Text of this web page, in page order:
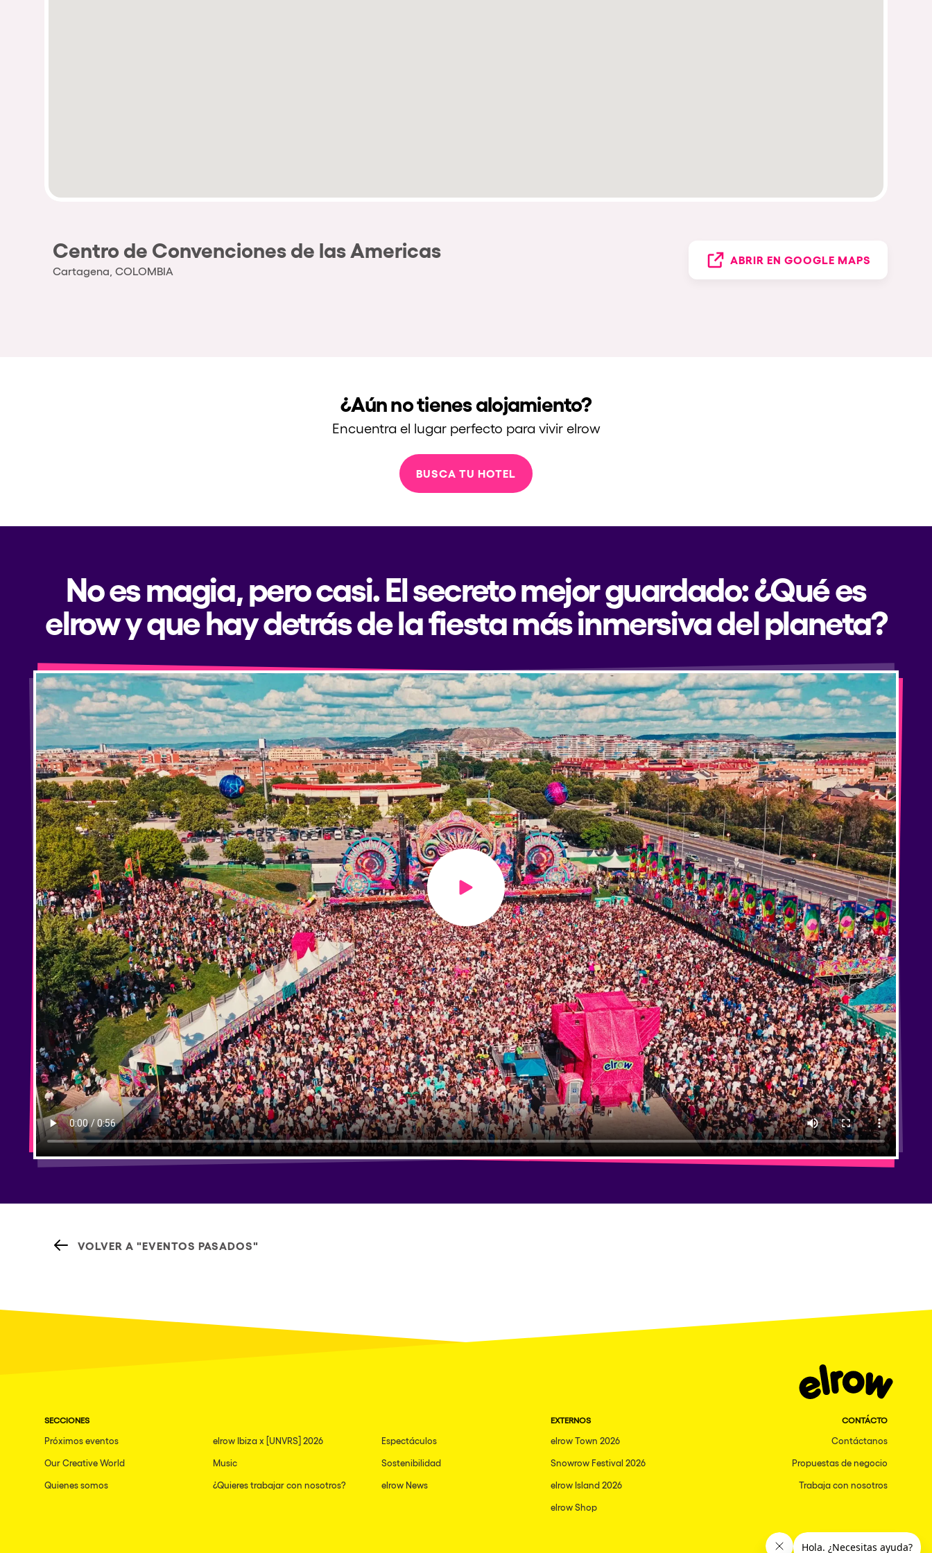
Centro de Convenciones de las Americas
Cartagena, COLOMBIA
ABRIR EN GOOGLE MAPS
¿Aún no tienes alojamiento?
Encuentra el lugar perfecto para vivir elrow
BUSCA TU HOTEL
No es magia, pero casi. El secreto mejor guardado: ¿Qué es
elrow y que hay detrás de la fiesta más inmersiva del planeta?
Play video
VOLVER A "EVENTOS PASADOS"
SECCIONES
Próximos eventos elrow Ibiza x [UNVRS] 2026 Espectáculos
Our Creative World Music Sostenibilidad
Quienes somos ¿Quieres trabajar con nosotros? elrow News
EXTERNOS
elrow Town 2026
Snowrow Festival 2026
elrow Island 2026
elrow Shop
CONTÁCTO
Contáctanos
Propuestas de negocio
Trabaja con nosotros